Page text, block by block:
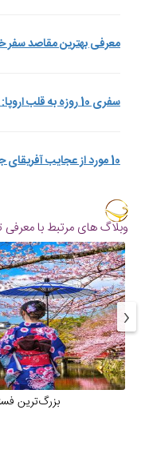
معرفی بهترین مقاصد سفر
سفری 10 روزه به قلب اروپا: فرانسه، ایتالیا و اسپانیا
10 مورد از عجایب آفریقای جنوبی، کیپ تاون و سان سیتی
وبلاگ های مرتبط با معرفی
بزرگ‌ترین
‹